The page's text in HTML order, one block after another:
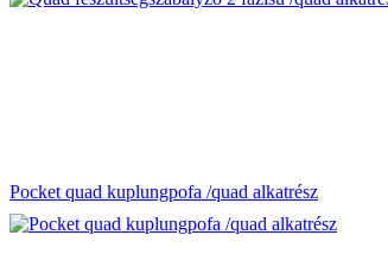
Pocket quad kuplungpofa /quad alkatrész